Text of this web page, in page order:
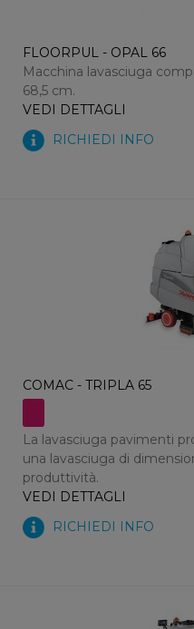
FLOORPUL - OPAL 66
Macchina lavasciuga
68,5 cm.
VEDI DETTAGLI
RICHIEDI INFO
COMAC - TRIPLA 65
La lavasciuga pavimenti
una lavasciuga di
produttività.
VEDI DETTAGLI
RICHIEDI INFO